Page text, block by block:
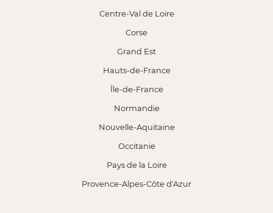
Centre-Val de Loire
Corse
Grand Est
Hauts-de-France
Île-de-France
Normandie
Nouvelle-Aquitaine
Occitanie
Pays de la Loire
Provence-Alpes-Côte d'Azur